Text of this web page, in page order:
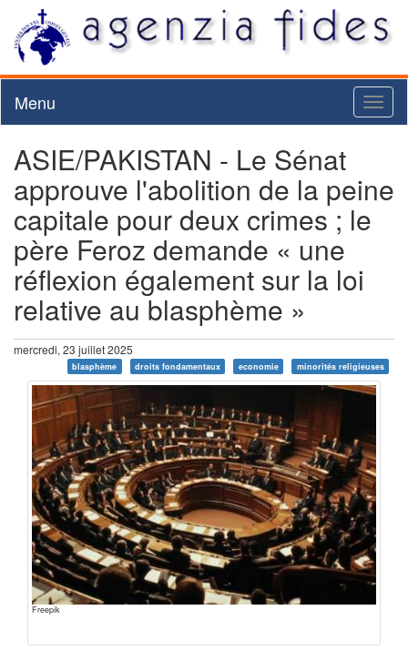
Menu
ASIE/PAKISTAN - Le Sénat
approuve l'abolition de la peine
capitale pour deux crimes ; le
père Feroz demande « une
réflexion également sur la loi
relative au blasphème »
mercredi, 23 juillet 2025
blasphème droits fondamentaux economie minorités religieuses
Freepik